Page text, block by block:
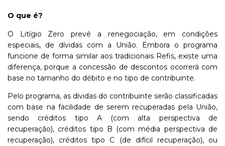
O que é?
O Litígio Zero prevê a renegociação, em condições
especiais, de dívidas com a União. Embora o programa
funcione de forma similar aos tradicionais Refis, existe uma
diferença, porque a concessão de descontos ocorrerá com
base no tamanho do débito e no tipo de contribuinte.
Pelo programa, as dívidas do contribuinte serão classificadas
com base na facilidade de serem recuperadas pela União,
sendo créditos tipo A (com alta perspectiva de
recuperação), créditos tipo B (com média perspectiva de
recuperação), créditos tipo C (de difícil recuperação), ou